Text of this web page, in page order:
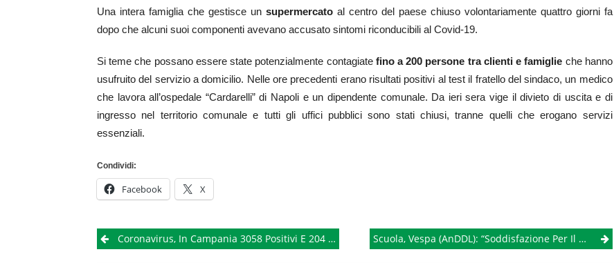
Una intera famiglia che gestisce un supermercatoal centro del paese chiuso volontariamente quattro giorni fa
dopo che alcuni suoi componenti avevano accusato sintomi riconducibili al Covid-19.
Si teme che possano essere state potenzialmente contagiate fino a 200 persone tra clienti e famiglie che hanno
usufruito del servizio a domicilio. Nelle ore precedenti erano risultati positivi al test il fratello del sindaco, un medico
che lavora all’ospedale “Cardarelli” di Napoli e un dipendente comunale. Da ieri sera vige il divieto di uscita e di
ingresso nel territorio comunale e tutti gli uffici pubblici sono stati chiusi, tranne quelli che erogano servizi
essenziali.
Condividi:
Facebook X
PostCoronavirus, In Campania 3058 Positivi E 204 Vittime Scuola, Vespa (AnDDL): “Soddisfazione Per Il Parere Del CSPI. Ora Conte Ascolti Il Presidente Della Repubblica”